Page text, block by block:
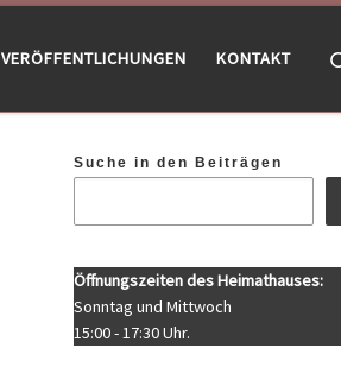
VERÖFFENTLICHUNGEN KONTAKT
Suche in den Beiträgen
Öffnungszeiten des Heimathauses:
Sonntag und Mittwoch
15:00 - 17:30 Uhr.